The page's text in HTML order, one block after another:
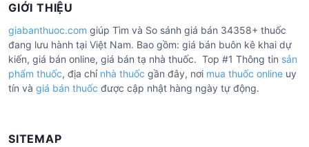
GIỚI THIỆU
giabanthuoc.com giúp Tìm và So sánh giá bán 34358+ thuốc
đang lưu hành tại Việt Nam. Bao gồm: giá bán buôn kê khai dự
kiến, giá bán online, giá bán tạ nhà thuốc. Top #1 Thông tin sản
phẩm thuốc, địa chỉ nhà thuốc gần đây, nơi mua thuốc online uy
tín và giá bán thuốc được cập nhật hàng ngày tự động.
SITEMAP